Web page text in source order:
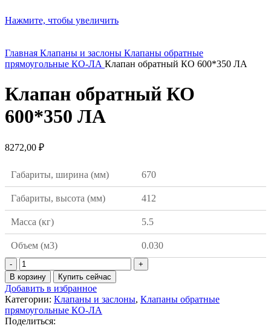
Нажмите, чтобы увеличить
Главная Клапаны и заслоны Клапаны обратные
прямоугольные КО-ЛА Клапан обратный КО 600*350 ЛА
Клапан обратный КО
600*350 ЛА
8272,00 ₽
Габариты, ширина (мм) 670
Габариты, высота (мм) 412
Масса (кг) 5.5
Объем (м3)
0.030
Количество
товара
Клапан
обратный
КО
600*350
ЛА
В корзину Купить сейчас
Добавить в избранное
Категории: Клапаны и заслоны, Клапаны обратные
прямоугольные КО-ЛА
Поделиться: